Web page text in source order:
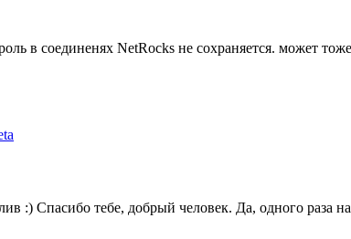
в соединенях NetRocks не сохраняется. может тоже
:) Спасибо тебе, добрый человек. Да, одного раза